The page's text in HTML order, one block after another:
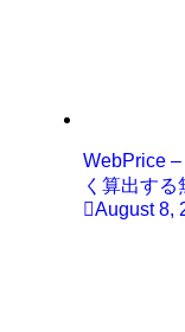
WebPrice
く算出す
August 8,